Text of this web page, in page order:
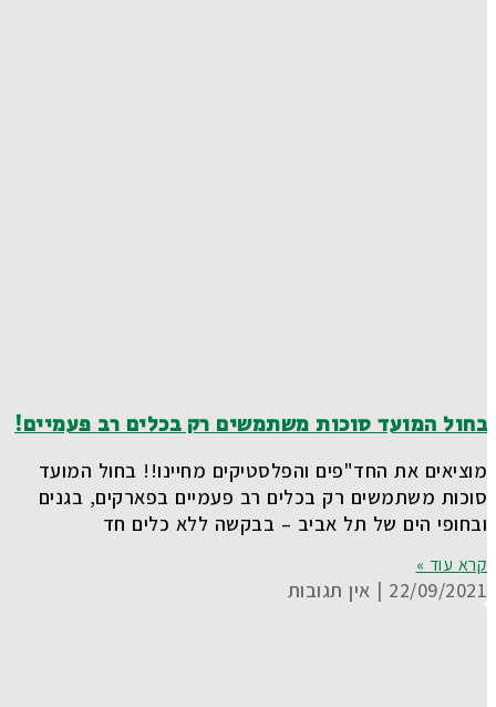
בחול המועד סוכות משתמשים רק בכלים רב פעמיים!
מוציאים את החד"פים והפלסטיקים מחיינו!! בחול המועד
סוכות משתמשים רק בכלים רב פעמיים בפארקים, בגנים
ובחופי הים של תל אביב – בבקשה ללא כלים חד
קרא עוד »
22/09/2021 אין תגובות